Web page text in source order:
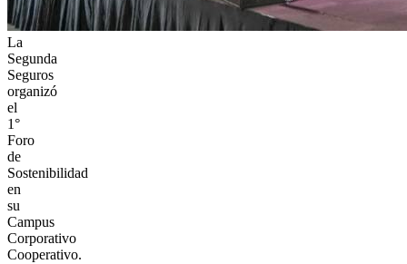
La
Segunda
Seguros
organizó
el
1°
Foro
de
Sostenibilidad
en
su
Campus
Corporativo
Cooperativo.